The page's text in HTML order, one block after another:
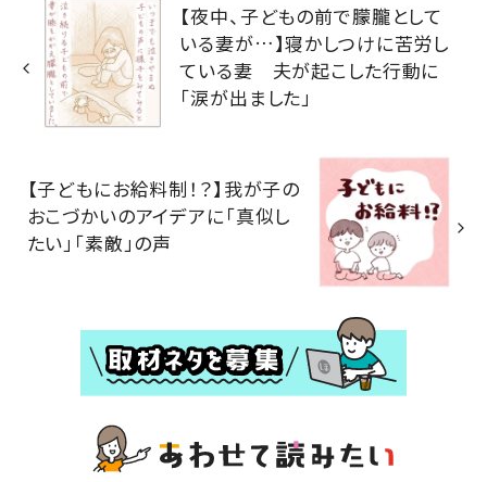
【夜中、子どもの前で朦朧として
いる妻が…】寝かしつけに苦労し
ている妻 夫が起こした行動に
「涙が出ました」
【子どもにお給料制！？】我が子の
おこづかいのアイデアに「真似し
たい」「素敵」の声